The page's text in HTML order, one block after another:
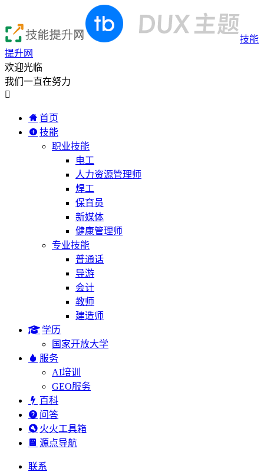
技能
提升网
欢迎光临
我们一直在努力

首页
技能
职业技能
电工
人力资源管理师
焊工
保育员
新媒体
健康管理师
专业技能
普通话
导游
会计
教师
建造师
学历
国家开放大学
服务
AI培训
GEO服务
百科
问答
火火工具箱
源点导航
联系